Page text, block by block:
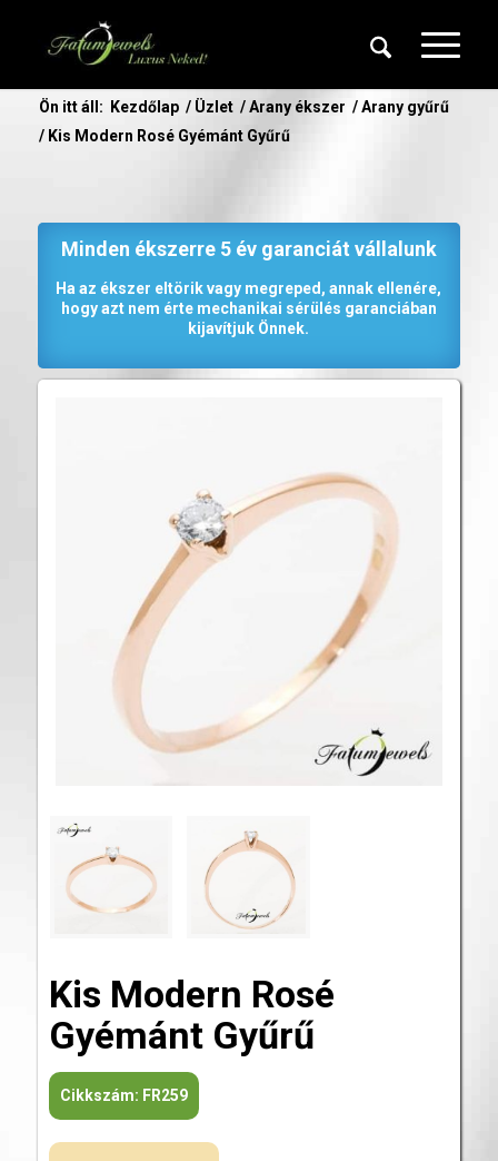
Ön itt áll: Kezdőlap / Üzlet / Arany ékszer / Arany gyűrű
/ Kis Modern Rosé Gyémánt Gyűrű
Minden ékszerre 5 év garanciát vállalunk
Ha az ékszer eltörik vagy megreped, annak ellenére,
hogy azt nem érte mechanikai sérülés garanciában
kijavítjuk Önnek.
Kis Modern Rosé
Gyémánt Gyűrű
Cikkszám: FR259